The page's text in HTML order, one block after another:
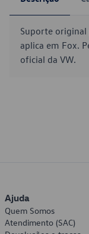
Suporte
aplica em Fox.
oficial da VW.
Ajuda
Quem Somos
Atendimento (SAC)